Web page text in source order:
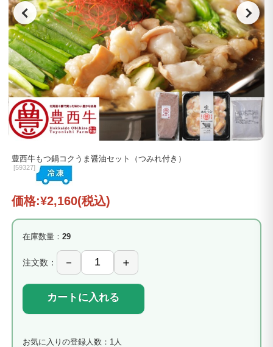
豊西牛もつ鍋コクうま醤油セット（つみれ付き）
[59327]
価格:¥2,160(税込)
在庫数量： 29
注文数：
カートに入れる
お気に入りの登録人数：1人